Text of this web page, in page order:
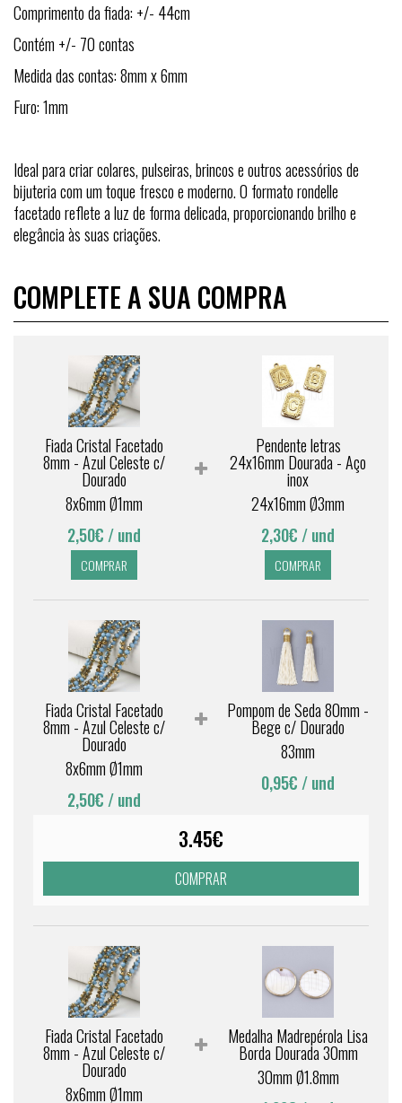
Comprimento da fiada: +/- 44cm
Contém +/- 70 contas
Medida das contas: 8mm x 6mm
Furo: 1mm
Ideal para criar colares, pulseiras, brincos e outros acessórios de
bijuteria com um toque fresco e moderno. O formato rondelle
facetado reflete a luz de forma delicada, proporcionando brilho e
elegância às suas criações.
COMPLETE A SUA COMPRA
Fiada Cristal Facetado
8mm - Azul Celeste c/
Dourado
8x6mm Ø1mm
2,50€ / und
COMPRAR
Pendente letras
24x16mm Dourada - Aço
inox
24x16mm Ø3mm
2,30€ / und
COMPRAR
Fiada Cristal Facetado
8mm - Azul Celeste c/
Dourado
8x6mm Ø1mm
2,50€ / und
Pompom de Seda 80mm -
Bege c/ Dourado
83mm
0,95€ / und
3.45€
COMPRAR
Fiada Cristal Facetado
8mm - Azul Celeste c/
Dourado
8x6mm Ø1mm
Medalha Madrepérola Lisa
Borda Dourada 30mm
30mm Ø1.8mm